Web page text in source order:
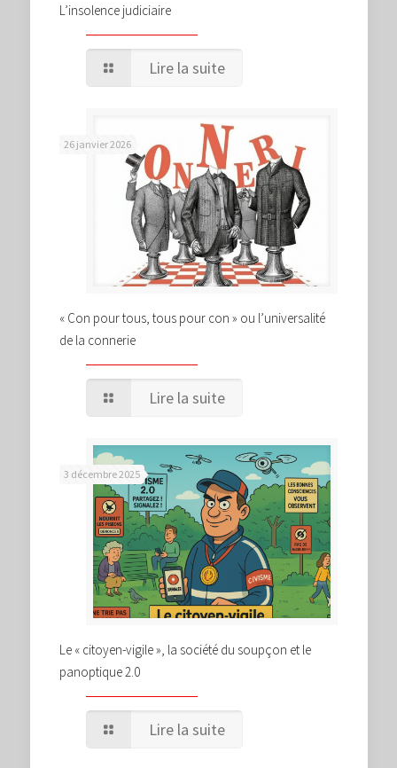
L’insolence judiciaire
Lire la suite
26 janvier 2026
« Con pour tous, tous pour con » ou l’universalité
de la connerie
Lire la suite
3 décembre 2025
Le « citoyen-vigile », la société du soupçon et le
panoptique 2.0
Lire la suite